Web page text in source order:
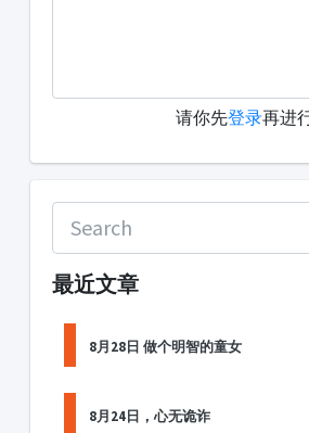
请你先登录再进
最近文章
8月28日 做个明智的童女
8月24日，心无诡诈